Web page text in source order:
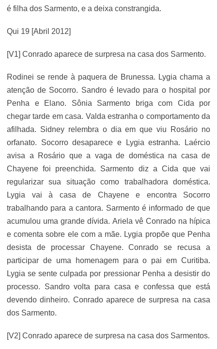
é filha dos Sarmento, e a deixa constrangida.
Qui 19 [Abril 2012]
[V1] Conrado aparece de surpresa na casa dos Sarmento.
Rodinei se rende à paquera de Brunessa. Lygia chama a
atenção de Socorro. Sandro é levado para o hospital por
Penha e Elano. Sônia Sarmento briga com Cida por
chegar tarde em casa. Valda estranha o comportamento da
afilhada. Sidney relembra o dia em que viu Rosário no
orfanato. Socorro desaparece e Lygia estranha. Laércio
avisa a Rosário que a vaga de doméstica na casa de
Chayene foi preenchida. Sarmento diz a Cida que vai
regularizar sua situação como trabalhadora doméstica.
Lygia vai à casa de Chayene e encontra Socorro
trabalhando para a cantora. Sarmento é informado de que
acumulou uma grande dívida. Ariela vê Conrado na hípica
e comenta sobre ele com a mãe. Lygia propõe que Penha
desista de processar Chayene. Conrado se recusa a
participar de uma homenagem para o pai em Curitiba.
Lygia se sente culpada por pressionar Penha a desistir do
processo. Sandro volta para casa e confessa que está
devendo dinheiro. Conrado aparece de surpresa na casa
dos Sarmento.
[V2] Conrado aparece de surpresa na casa dos Sarmentos.